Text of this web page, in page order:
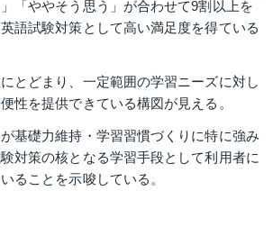
「ややそう思う」が合わせて9割以上を
語試験対策として高い満足度を得ている
とどまり、一定範囲の学習ニーズに対し
性を提供できている構図が見える。
基礎力維持・学習習慣づくりに特に強み
対策の核となる学習手段として利用者に
ることを示唆している。